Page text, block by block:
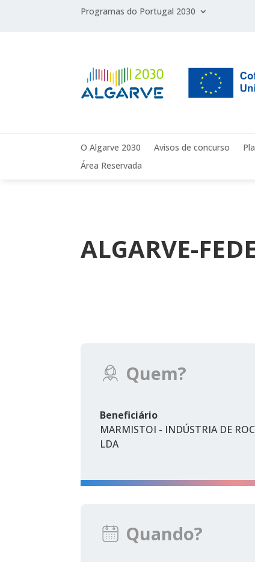
Programas do Portugal 2030
O Algarve 2030 Avisos de concurso
Área Reservada
ALGARVE-
Quem?
Beneficiário
MARMISTOI - INDÚSTRIA DE
LDA
Quando?